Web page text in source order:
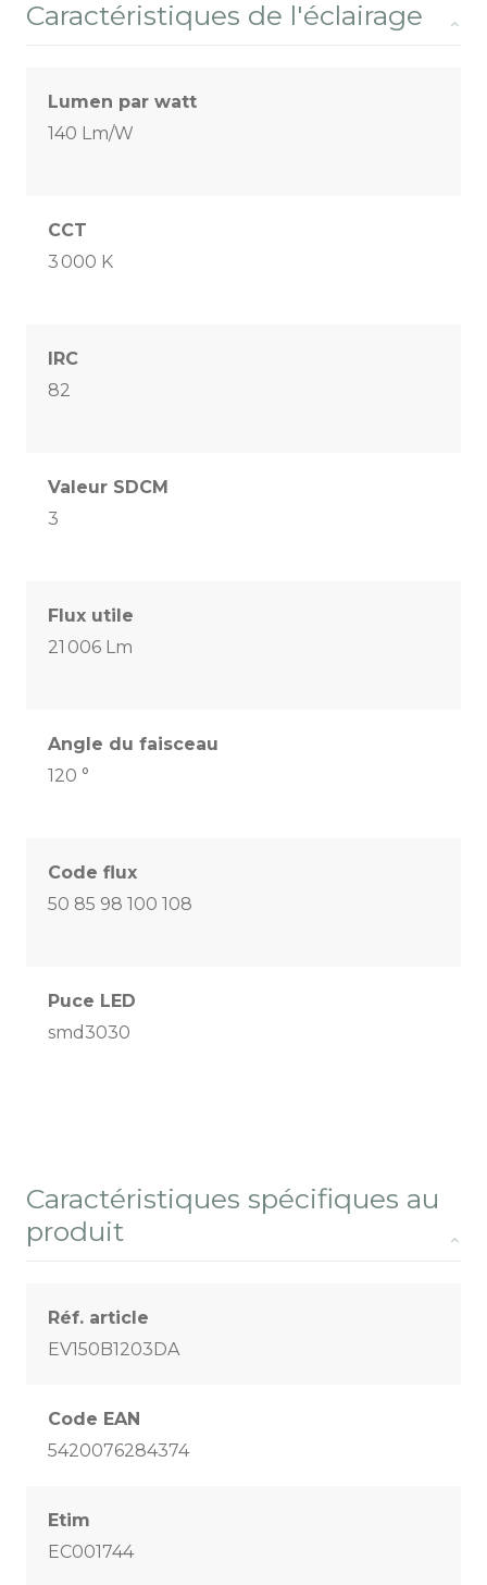
Caractéristiques de l'éclairage
Lumen par watt
140 Lm/W
CCT
3 000 K
IRC
82
Valeur SDCM
3
Flux utile
21 006 Lm
Angle du faisceau
120 °
Code flux
50 85 98 100 108
Puce LED
smd3030
Caractéristiques spécifiques au
produit
Réf. article
EV150B1203DA
Code EAN
5420076284374
Etim
EC001744